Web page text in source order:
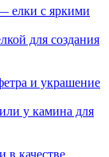
елки с яркими
для создания
и украшение
у камина для
в качестве